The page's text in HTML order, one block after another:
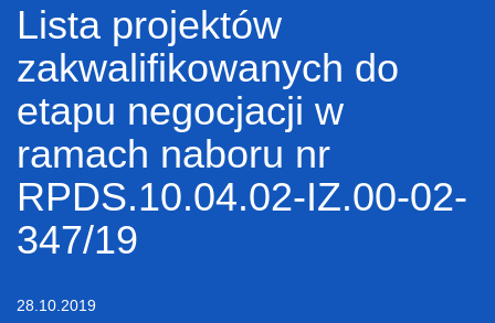
Lista projektów
zakwalifikowanych do
etapu negocjacji w
ramach naboru nr
RPDS.10.04.02-IZ.00-02-
347/19
28.10.2019